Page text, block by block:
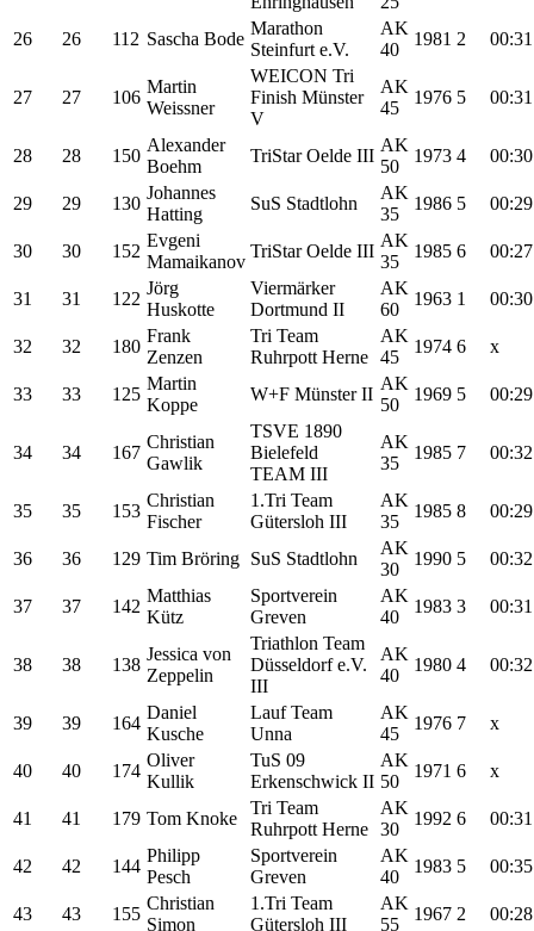
26 26 112 Sascha Bode
Marathon
Steinfurt e.V.
AK
40
1981 2
27 27 106
Martin
Weissner
WEICON Tri
Finish Münster
V
AK
45
1976 5
28 28 150
Alexander
Boehm
TriStar Oelde III
AK
50
1973 4
29 29 130
Johannes
Hatting
SuS Stadtlohn
AK
35
1986 5
30 30 152
Evgeni
Mamaikanov
TriStar Oelde III
AK
35
1985 6
31 31 122
Jörg
Huskotte
Viermärker
Dortmund II
AK
60
1963 1
32 32 180
Frank
Zenzen
Tri Team
Ruhrpott Herne
AK
45
1974 6 x
33 33 125
Martin
Koppe
W+F Münster II
AK
50
1969 5
34 34 167
Christian
Gawlik
TSVE 1890
Bielefeld
TEAM III
AK
35
1985 7
35 35 153
Christian
Fischer
1.Tri Team
Gütersloh III
AK
35
1985 8
36 36 129 Tim Bröring SuS Stadtlohn
AK
30
1990 5
37 37 142
Matthias
Kütz
Sportverein
Greven
AK
40
1983 3
38 38 138
Jessica von
Zeppelin
Triathlon Team
Düsseldorf e.V.
III
AK
40
1980 4
39 39 164
Daniel
Kusche
Lauf Team
Unna
AK
45
1976 7 x
40 40 174
Oliver
Kullik
TuS 09
Erkenschwick II
AK
50
1971 6 x
41 41 179 Tom Knoke
Tri Team
Ruhrpott Herne
AK
30
1992 6
42 42 144
Philipp
Pesch
Sportverein
Greven
AK
40
1983 5
43 43 155
Christian
Simon
1.Tri Team
Gütersloh III
AK
55
1967 2